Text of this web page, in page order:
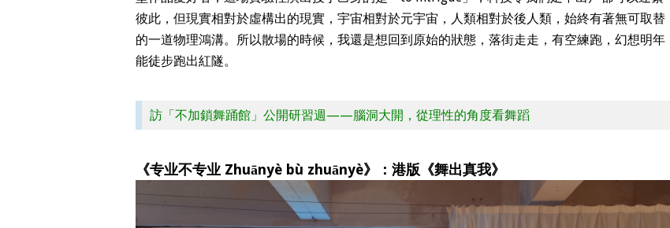
彼此，但現實相對於虛構出的現實，宇宙相對於元宇宙，人類相對於後人類，始終有著無可取替
的一道物理鴻溝。所以散場的時候，我還是想回到原始的狀態，落街走走，有空練跑，幻想明年
能徒步跑出紅隧。
訪「不加鎖舞踊館」公開研習週——腦洞大開，從理性的角度看舞蹈
《专业不专业 Zhuānyè bù zhuānyè》：港版《舞出真我》